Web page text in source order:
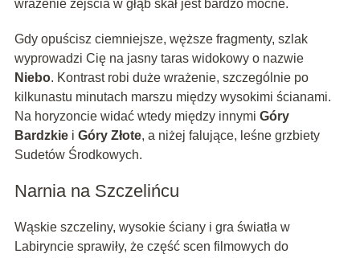
wrażenie zejścia w głąb skał jest bardzo mocne.
Gdy opuścisz ciemniejsze, węższe fragmenty, szlak
wyprowadzi Cię na jasny taras widokowy o nazwie
Niebo. Kontrast robi duże wrażenie, szczególnie po
kilkunastu minutach marszu między wysokimi ścianami.
Na horyzoncie widać wtedy między innymi Góry
Bardzkiei Góry Złote, a niżej falujące, leśne grzbiety
Sudetów Środkowych.
Narnia na Szczelińcu
Wąskie szczeliny, wysokie ściany i gra światła w
Labiryncie sprawiły, że część scen filmowych do